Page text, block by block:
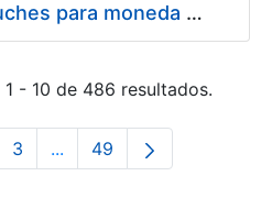
Suministro de estuches para moneda de 30 €
- 10 de 486 resultados.
Páxina
3 ...Páxinas intermedias Use
Páxina
49